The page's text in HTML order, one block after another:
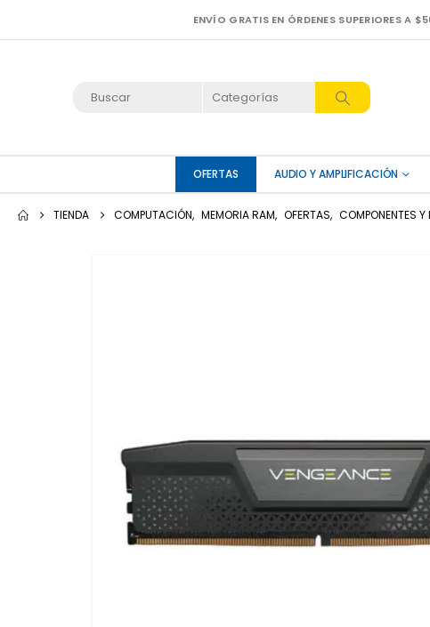
ENVÍO GRATIS EN ÓRDENES SUPERIORES A
OFERTAS AUDIO Y AMPLIFICACIÓN
TIENDA COMPUTACIÓN, MEMORIA RAM, OFERTAS, COMPONENTES Y